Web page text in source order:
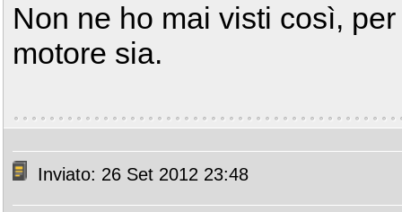
Non ne ho mai visti così,
motore sia.
Inviato: 26 Set 2012 23:48